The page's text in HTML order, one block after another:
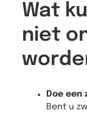
Wat
niet
Doe
Bent u